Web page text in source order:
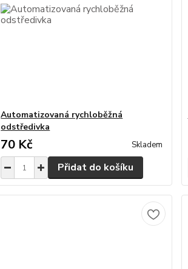
Automatizovaná rychloběžná
odstředivka
70 Kč Skladem
Přidat do košíku